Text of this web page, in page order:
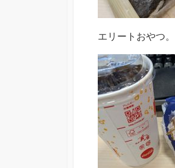
エリートおやつ。